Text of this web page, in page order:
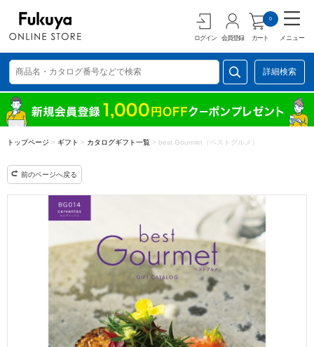
ログイン 会員登録 カート
0
メニュー
詳細検索
トップページ > ギフト > カタログギフト一覧 > best Gourmet（ベストグルメ）
前のページへ戻る